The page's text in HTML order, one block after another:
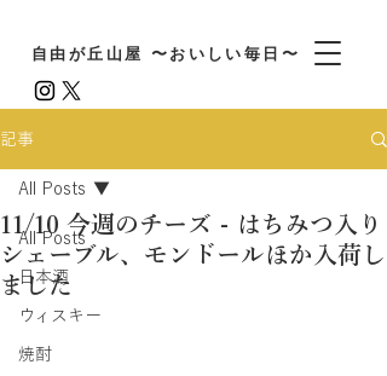
自由が丘山屋 〜おいしい毎日〜
記事
All Posts
日本酒
ウィスキー
焼酎
All Posts
11/10 今週のチーズ - はちみつ入り
シェーブル、モンドールほか入荷し
ました